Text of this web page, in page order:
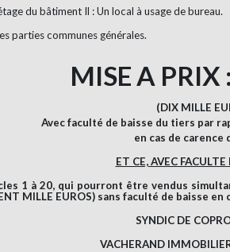
du bâtiment Il : Un local à usage de bureau.
parties communes générales.
MISE A PRIX
(DIX MILLE
Avec faculté de baisse du tiers par
en cas de carence
ET CE, AVEC
1 à 20, qui pourront être vendus
MILLE EUROS) sans faculté de baisse
SYNDIC DE
VACHERAND